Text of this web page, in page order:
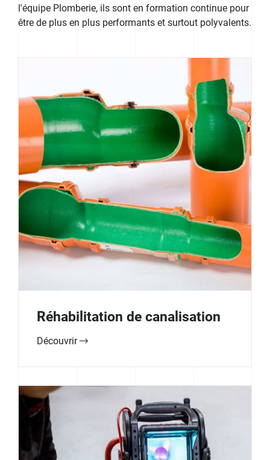
l'équipe Plomberie, ils sont en formation continue pour
être de plus en plus performants et surtout polyvalents.
Réhabilitation de canalisation
Découvrir